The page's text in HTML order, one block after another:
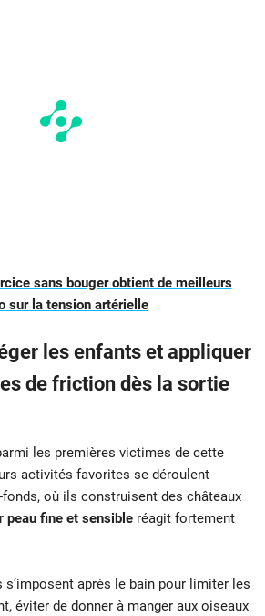
sans bouger obtient de meilleurs
sur la tension artérielle
les enfants et appliquer
de friction dès la sortie
les premières victimes de cette
activités favorites se déroulent
où ils construisent des châteaux
peau fine et sensible réagit fortement
après le bain pour limiter les
éviter de donner à manger aux oiseaux